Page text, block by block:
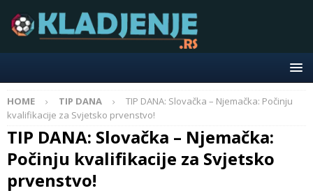
HOME TIP DANA
TIP DANA: Slovačka – Njemačka: Počinju
kvalifikacije za Svjetsko prvenstvo!
TIP DANA: Slovačka – Njemačka:
Počinju kvalifikacije za Svjetsko
prvenstvo!